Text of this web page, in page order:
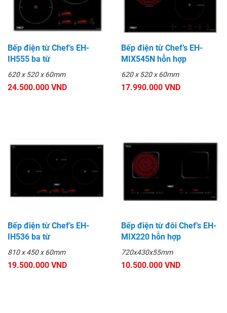
Bếp điện từ Chef’s EH-
IH555 ba từ
620 x 520 x 60mm
24.500.000 VND
Bếp điện từ Chef’s EH-
MIX545N hỗn hợp
620 x 520 x 60mm
17.990.000 VND
Bếp điện từ Chef’s EH-
IH536 ba từ
810 x 450 x 60mm
19.500.000 VND
Bếp điện từ đôi Chef’s EH-
MIX220 hỗn hợp
720x430x55mm
10.500.000 VND